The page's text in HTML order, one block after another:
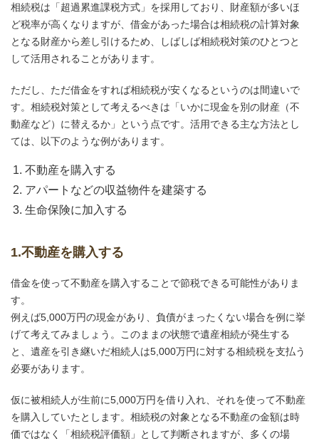
相続税は「超過累進課税方式」を採用しており、財産額が多いほ
ど税率が高くなりますが、借金があった場合は相続税の計算対象
となる財産から差し引けるため、しばしば相続税対策のひとつと
して活用されることがあります。
ただし、ただ借金をすれば相続税が安くなるというのは間違いで
す。相続税対策として考えるべきは「いかに現金を別の財産（不
動産など）に替えるか」という点です。活用できる主な方法とし
ては、以下のような例があります。
不動産を購入する
アパートなどの収益物件を建築する
生命保険に加入する
1.不動産を購入する
借金を使って不動産を購入することで節税できる可能性がありま
す。
例えば5,000万円の現金があり、負債がまったくない場合を例に挙
げて考えてみましょう。このままの状態で遺産相続が発生する
と、遺産を引き継いだ相続人は5,000万円に対する相続税を支払う
必要があります。
仮に被相続人が生前に5,000万円を借り入れ、それを使って不動産
を購入していたとします。相続税の対象となる不動産の金額は時
価ではなく「相続税評価額」として判断されますが、多くの場